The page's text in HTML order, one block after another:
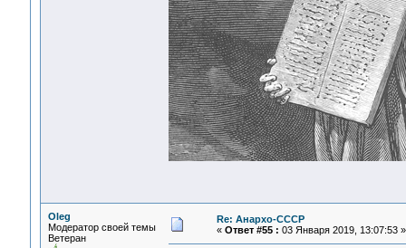
Oleg
Модератор своей темы
Ветеран
Re: Анархо-СССР
« Ответ #55 : 03 Января 2019, 13:07:53 »